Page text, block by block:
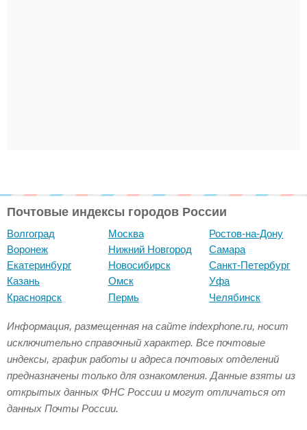
Почтовые индексы городов России
Волгоград
Воронеж
Екатеринбург
Казань
Красноярск
Москва
Нижний Новгород
Новосибирск
Омск
Пермь
Ростов-на-Дону
Самара
Санкт-Петербург
Уфа
Челябинск
Информация, размещенная на сайте indexphone.ru, носит
исключительно справочный характер. Все почтовые
индексы, график работы и адреса почтовых отделений
предназначены только для ознакомления. Данные взяты из
открытых данных ФНС России и могут отличаться от
данных Почты России.